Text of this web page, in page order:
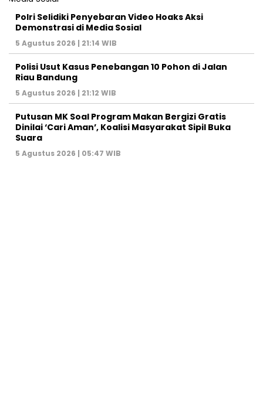
Polri Selidiki Penyebaran Video Hoaks Aksi
Demonstrasi di Media Sosial
5 Agustus 2026 | 21:14 WIB
Polisi Usut Kasus Penebangan 10 Pohon di Jalan
Riau Bandung
5 Agustus 2026 | 21:12 WIB
Putusan MK Soal Program Makan Bergizi Gratis
Dinilai ‘Cari Aman’, Koalisi Masyarakat Sipil Buka
Suara
5 Agustus 2026 | 05:47 WIB